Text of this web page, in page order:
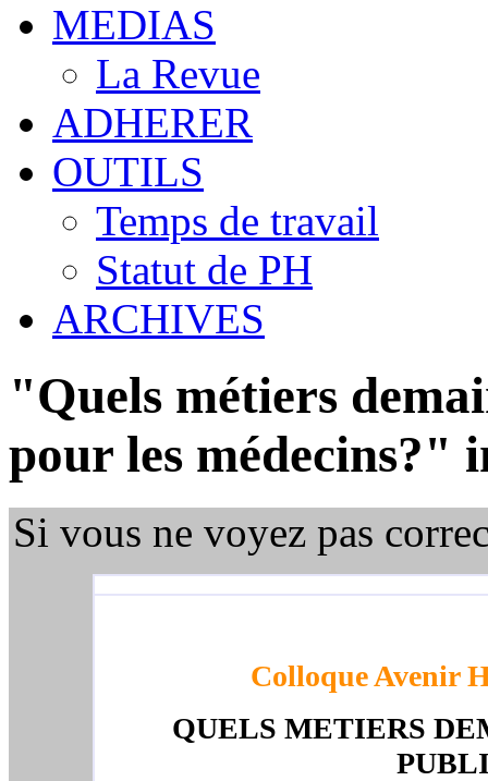
MEDIAS
La Revue
ADHERER
OUTILS
Temps de travail
Statut de PH
ARCHIVES
"Quels métiers
pour les médecins?"
Si vous ne voyez pas
Colloque Avenir
QUELS METIERS